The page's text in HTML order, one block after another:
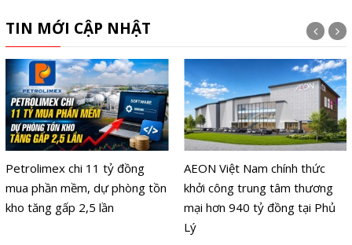
TIN MỚI CẬP NHẬT
Petrolimex chi 11 tỷ đồng
mua phần mềm, dự phòng tồn
kho tăng gấp 2,5 lần
AEON Việt Nam chính thức
khởi công trung tâm thương
mại hơn 940 tỷ đồng tại Phủ
Lý